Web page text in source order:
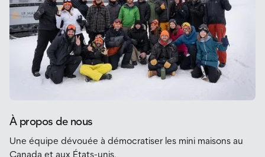
À propos de nous
Une équipe dévouée à démocratiser les mini maisons au
Canada et aux États-unis.